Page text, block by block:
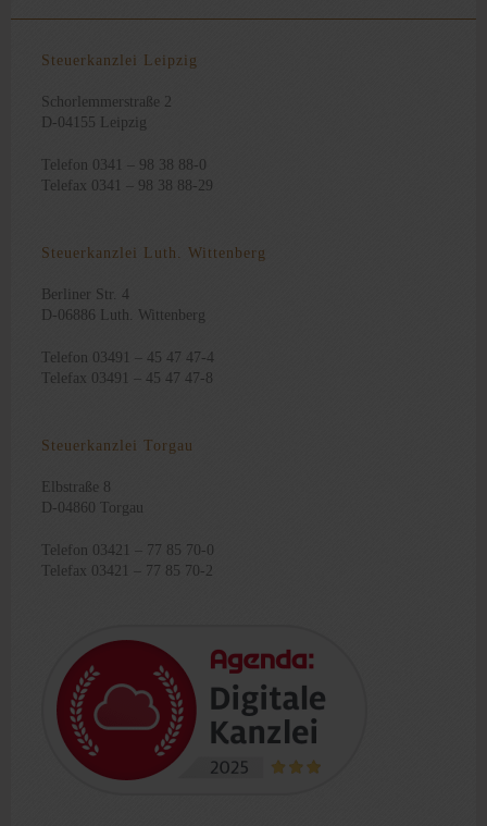
Steuerkanzlei Leipzig
Schorlemmerstraße 2
D-04155 Leipzig
Telefon 0341 – 98 38 88-0
Telefax 0341 – 98 38 88-29
Steuerkanzlei Luth. Wittenberg
Berliner Str. 4
D-06886 Luth. Wittenberg
Telefon 03491 – 45 47 47-4
Telefax 03491 – 45 47 47-8
Steuerkanzlei Torgau
Elbstraße 8
D-04860 Torgau
Telefon 03421 – 77 85 70-0
Telefax 03421 – 77 85 70-2